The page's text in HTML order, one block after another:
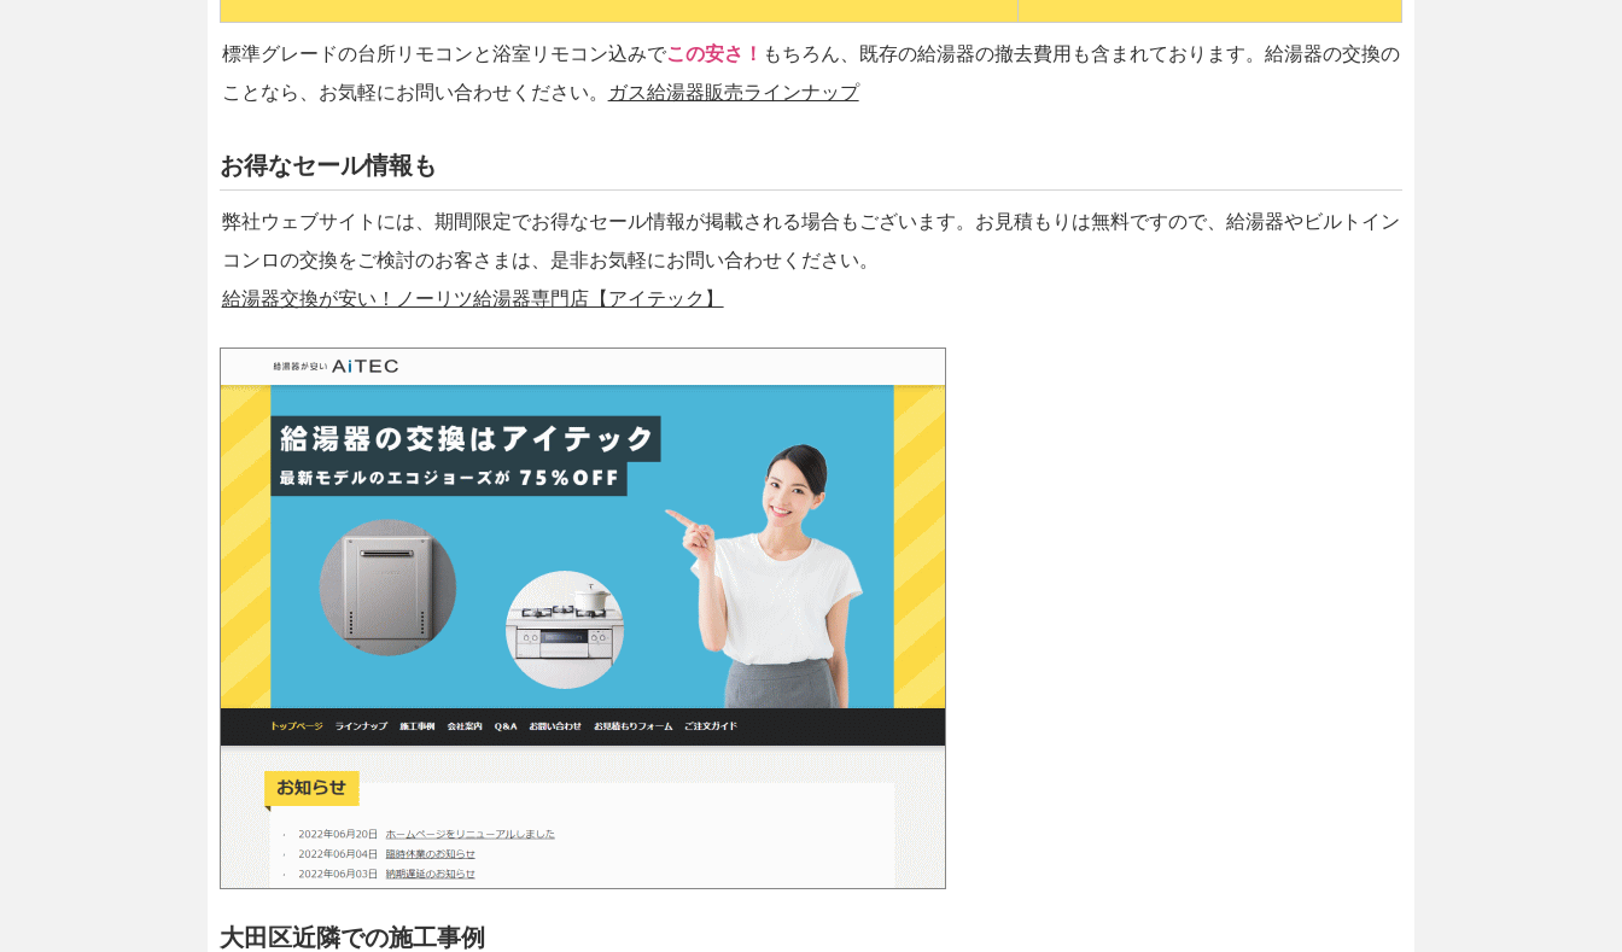
標準グレードの台所リモコンと浴室リモコン込みでこの安さ！ もちろん、既存の給湯器の撤去費用も含まれております。給湯器の交換の
ことなら、お気軽にお問い合わせください。
ガス給湯器販売ラインナップ
お得なセール情報も
弊社ウェブサイトには、期間限定でお得なセール情報が掲載される場合もございます。お見積もりは無料ですので、給湯器やビルトイン
コンロの交換をご検討のお客さまは、是非お気軽にお問い合わせください。
給湯器交換が安い！ノーリツ給湯器専門店【アイテック】
大田区近隣での施工事例